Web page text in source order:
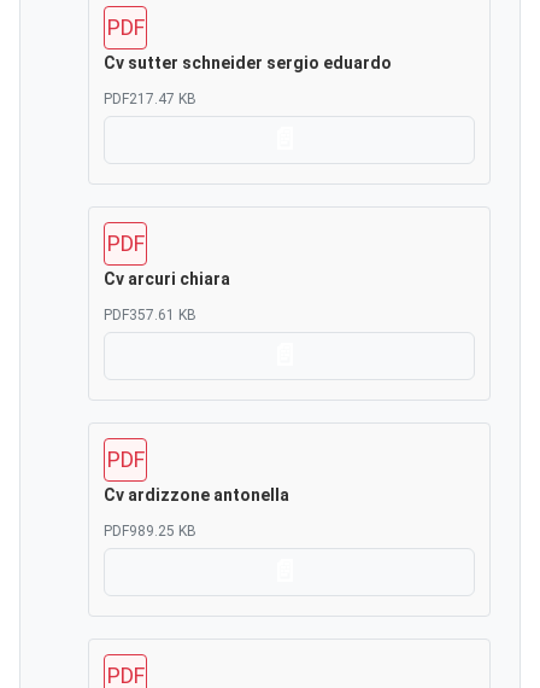
PDF
Cv sutter schneider sergio eduardo
PDF217.47 KB
PDF
Cv arcuri chiara
PDF357.61 KB
PDF
Cv ardizzone antonella
PDF989.25 KB
PDF